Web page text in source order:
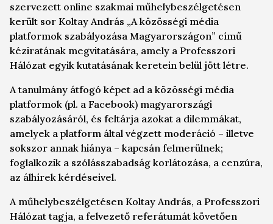
szervezett online szakmai műhelybeszélgetésen
került sor Koltay András „A közösségi média
platformok szabályozása Magyarországon” című
kéziratának megvitatására, amely a Professzori
Hálózat egyik kutatásának keretein belül jött létre.
A tanulmány átfogó képet ad a közösségi média
platformok (pl. a Facebook) magyarországi
szabályozásáról, és feltárja azokat a dilemmákat,
amelyek a platform által végzett moderáció – illetve
sokszor annak hiánya – kapcsán felmerülnek;
foglalkozik a szólásszabadság korlátozása, a cenzúra,
az álhírek kérdéseivel.
A műhelybeszélgetésen Koltay András, a Professzori
Hálózat tagja, a felvezető referátumát követően